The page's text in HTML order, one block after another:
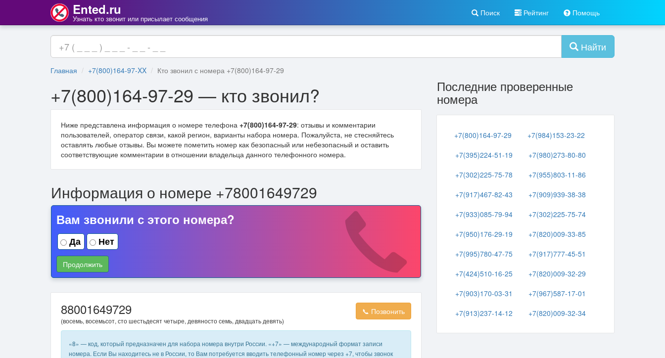
Ented.ru
Узнать кто звонит или присылает сообщения
Поиск Рейтинг Помощь
Найти
Главная +7(800)164-97-XX Кто звонил с номера +7(800)164-97-29
+7(800)164-97-29 — кто звонил?
Ниже представлена информация о номере телефона +7(800)164-97-29: отзывы и комментарии
пользователей, оператор связи, какой регион, варианты набора номера. Пожалуйста, не стесняйтесь
оставлять любые отзывы. Вы можете пометить номер как безопасный или небезопасный и оставить
соответствующие комментарии в отношении владельца данного телефонного номера.
Информация о номере +78001649729
Вам звонили с этого номера?
Да Нет
Продолжить
88001649729 📞 Позвонить
(восемь, восемьсот, сто шестьдесят четыре, девяносто семь, двадцать девять)
«8» — код, который предназначен для набора номера внутри России. «+7» — международный формат записи
номера. Если Вы находитесь не в России, то Вам потребуется вводить телефонный номер через +7, чтобы звонок
Последние проверенные
номера
+7(800)164-97-29
+7(984)153-23-22
+7(395)224-51-19
+7(980)273-80-80
+7(302)225-75-78
+7(955)803-11-86
+7(917)467-82-43
+7(909)939-38-38
+7(933)085-79-94
+7(302)225-75-74
+7(950)176-29-19
+7(820)009-33-85
+7(995)780-47-75
+7(917)777-45-51
+7(424)510-16-25
+7(820)009-32-29
+7(903)170-03-31
+7(967)587-17-01
+7(913)237-14-12
+7(820)009-32-34